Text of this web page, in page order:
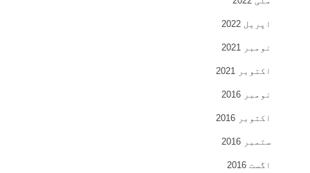
اپریل 2022
نومبر 2021
اکتوبر 2021
نومبر 2016
اکتوبر 2016
ستمبر 2016
اگست 2016